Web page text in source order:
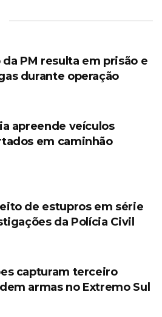
da PM resulta em prisão e
durante operação
apreende veículos
em caminhão
de estupros em série
da Polícia Civil
capturam terceiro
armas no Extremo Sul